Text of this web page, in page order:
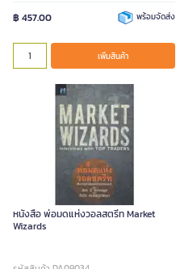
฿ 457.00 พร้อมจัดส่ง
เพิ่มสินค้า
หนังสือ พ่อมดแห่งวอลสตรีท Market
Wizards